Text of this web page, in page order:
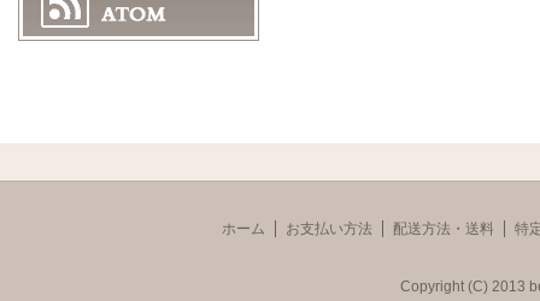
ホーム お支払い方法 配送方法・送料 特
Copyright (C) 2013